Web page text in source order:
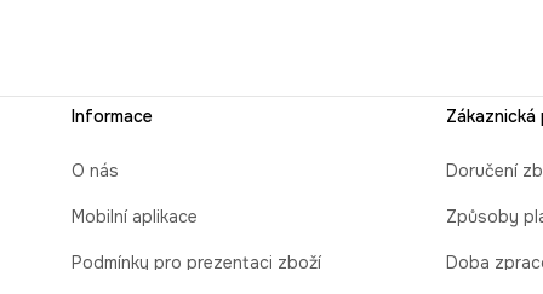
Informace
O nás
Mobilní aplikace
Podmínky pro prezentaci zboží
Doručení
Způsoby
Doba